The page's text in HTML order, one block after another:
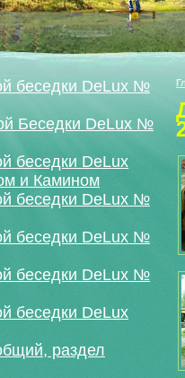
беседки DeLux №
Беседки DeLux №
беседки DeLux
и Камином
беседки DeLux №
беседки DeLux №
беседки DeLux №
беседки DeLux
раздел